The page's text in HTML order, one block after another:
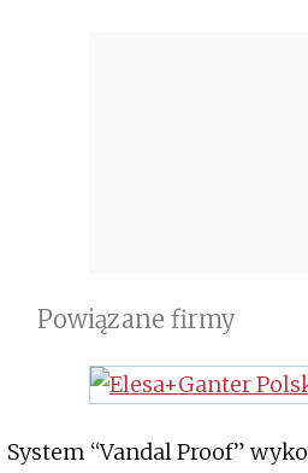
Powiązane firmy
System “Vandal Proof”